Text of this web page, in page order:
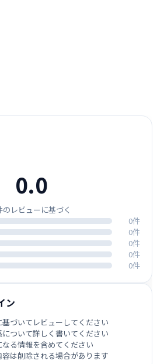
0.0
のレビューに基づく
0件
0件
0件
0件
0件
ン
づいてレビューしてください
ついて詳しく書いてください
る情報を含めてください
は削除される場合があります